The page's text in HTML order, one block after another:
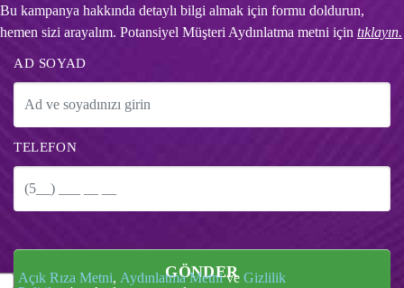
Bu kampanya hakkında detaylı bilgi almak için formu doldurun,
hemen sizi arayalım. Potansiyel Müşteri Aydınlatma metni için tıklayın.
AD SOYAD
TELEFON
GÖNDER
Açık Rıza Metni, Aydınlatma Metnive Gizlilik